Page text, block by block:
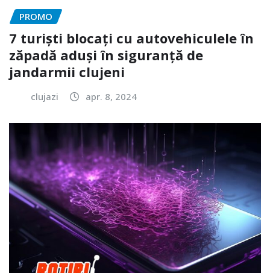
PROMO
7 turiști blocați cu autovehiculele în
zăpadă aduși în siguranță de
jandarmii clujeni
clujazi apr. 8, 2024